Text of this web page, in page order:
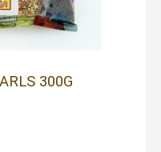
300G